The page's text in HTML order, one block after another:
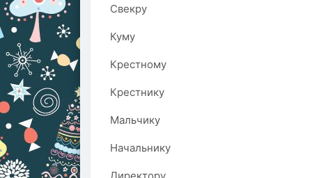
Свекру
Куму
Крестному
Крестнику
Мальчику
Начальнику